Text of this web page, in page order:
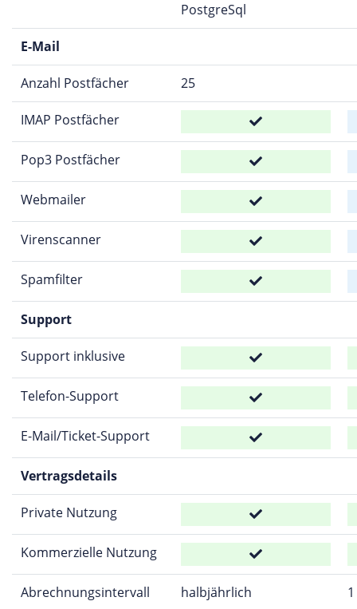
PostgreSql
E-Mail
Anzahl Postfächer 25
IMAP Postfächer
Pop3 Postfächer
Webmailer
Virenscanner
Spamfilter
Support
Support inklusive
Telefon-Support
E-Mail/Ticket-Support
Vertragsdetails
Private Nutzung
Kommerzielle Nutzung
Abrechnungsintervall halbjährlich